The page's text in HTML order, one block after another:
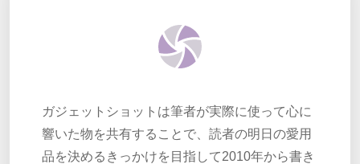
ガジェットショットは筆者が実際に使って心に
響いた物を共有することで、読者の明日の愛用
品を決めるきっかけを目指して2010年から書き